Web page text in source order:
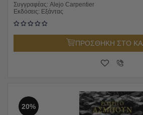
Συγγραφέας: Alejo Carpentier
Εκδόσεις: Εξάντας
ΠΡΟΣΘΗΚΗ ΣΤΟ
20%